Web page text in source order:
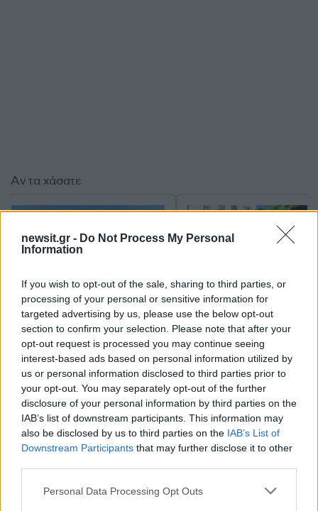
newsit.gr - Do Not Process My Personal
Information
If you wish to opt-out of the sale, sharing to third parties, or
processing of your personal or sensitive information for
targeted advertising by us, please use the below opt-out
section to confirm your selection. Please note that after your
opt-out request is processed you may continue seeing
interest-based ads based on personal information utilized by
us or personal information disclosed to third parties prior to
your opt-out. You may separately opt-out of the further
disclosure of your personal information by third parties on the
IAB’s list of downstream participants. This information may
also be disclosed by us to third parties on the IAB’s List of
Downstream Participants that may further disclose it to other
Please note that this website/app uses one or more Google
Personal Data Processing Opt Outs
Σχόλια
Αν τα χάσατε
«Αφιέρωσε τη ζωή της στο
να βοηθά ανθρώπους που
είχαν ανάγκη» - Η πρώτη
δήλωση της οικογένειας
της 38χρονης Λίζα που
βρέθηκε νεκρή στην
Κυψέλη
Αργολίδα:
οι δύο
τη δολοφονία του
58χρονου